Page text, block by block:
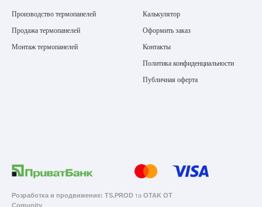
Производство термопанелей
Продажа термопанелей
Монтаж термопанелей
Калькулятор
Оформить заказ
Контакты
Политика конфиденциальности
Публичная оферта
Розработка и продвижение: TS.PROD та OTAK OT
Comunity